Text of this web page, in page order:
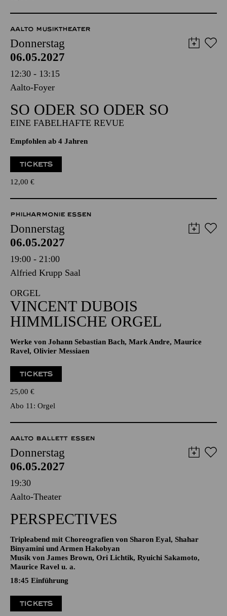
12,00€
AALTO MUSIKTHEATER
Donnerstag
06.05.2027
12:30 - 13:15
Aalto-Foyer
SO ODER SO ODER SO
EINE FABELHAFTE REVUE
Empfohlen ab 4 Jahren
12,00€
PHILHARMONIE ESSEN
Donnerstag
06.05.2027
19:00 - 21:00
Alfried Krupp Saal
ORGEL
VINCENT DUBOIS
HIMMLISCHE ORGEL
Werke von Johann Sebastian Bach, Mark Andre, Maurice
Ravel, Olivier Messiaen
TICKETS
25,00€
Abo 11: Orgel
AALTO BALLETT ESSEN
Donnerstag
06.05.2027
19:30
PERSPECTIVES
Tripleabend mit Choreografien von Sharon Eyal, Shahar
Binyamini und Armen Hakobyan
Maurice Ravel u. a.
18:45 Einführung